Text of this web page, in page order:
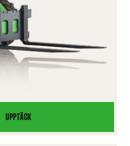
UPPTÄCK
PALLGAFFLAR